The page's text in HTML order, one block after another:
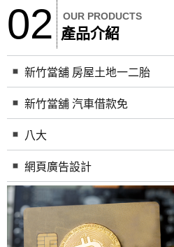
02 OUR PRODUCTS
產品介紹
新竹當舖 房屋土地一二胎
新竹當舖 汽車借款免
八大
網頁廣告設計